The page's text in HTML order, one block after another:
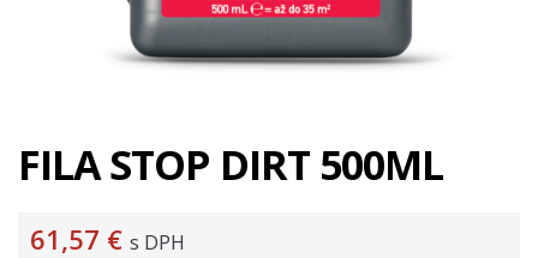
FILA STOP DIRT 500ML
61,57 € s DPH